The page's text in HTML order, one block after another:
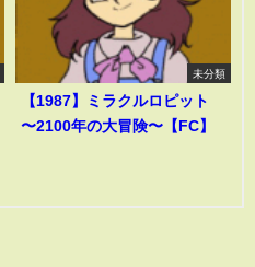
未分類
【1987】ミラクルロピット
〜2100年の大冒険〜【FC】